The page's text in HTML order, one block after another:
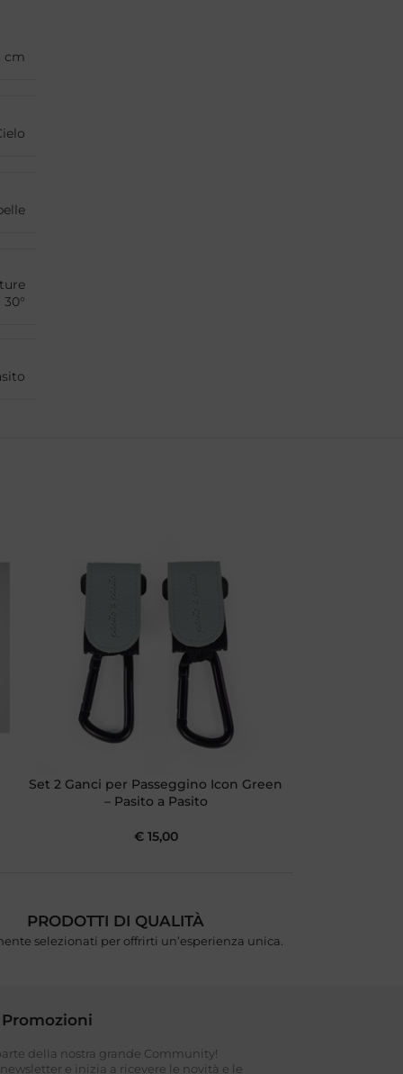
cm
Set 2 Ganci per Passeggino Icon Green
– Pasito a Pasito
€15,00
PRODOTTI DI QUALITÀ
selezionati per offrirti un’esperienza unica.
della nostra grande Community!
e inizia a ricevere le novità e le